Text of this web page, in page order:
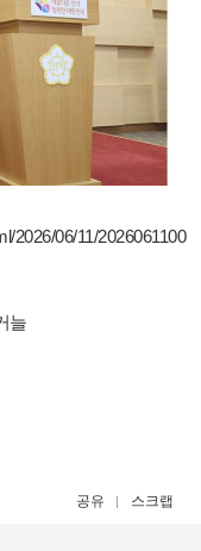
2026/06/11/2026061100
늘
공유 스크랩